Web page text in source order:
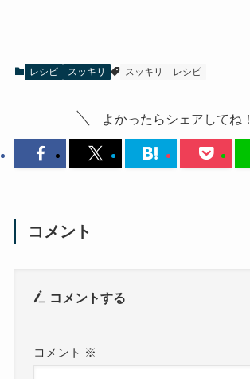
レシピ スッキリ スッキリ レシピ
よかったらシェアしてね！
コメント
コメントする
コメント ※